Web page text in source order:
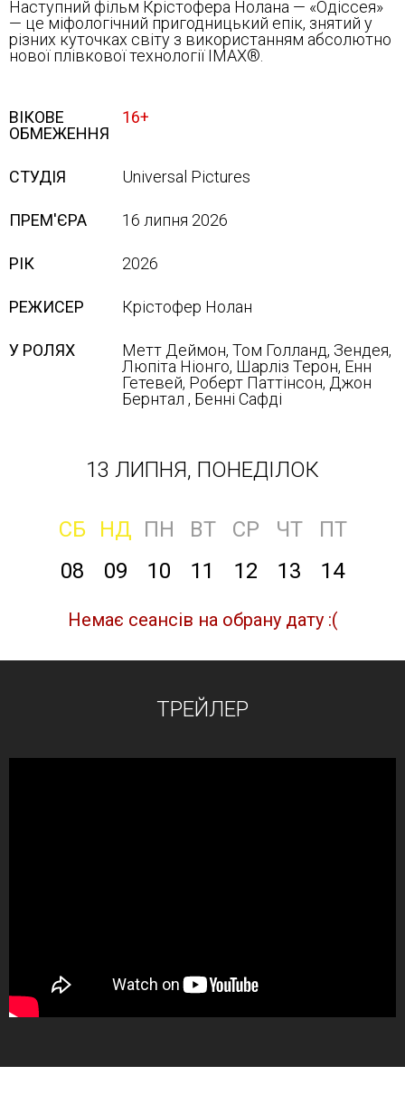
Наступний фільм Крістофера Нолана — «Одіссея»
— це міфологічний пригодницький епік, знятий у
різних куточках світу з використанням абсолютно
нової плівкової технології IMAX®.
ВІКОВЕ
ОБМЕЖЕННЯ
16+
СТУДІЯ Universal Pictures
ПРЕМ'ЄРА 16 липня 2026
РІК 2026
РЕЖИСЕР Крістофер Нолан
У РОЛЯХ
Метт Деймон, Том Голланд, Зендея,
Люпіта Ніонго, Шарліз Терон, Енн
Гетевей, Роберт Паттінсон, Джон
Бернтал , Бенні Сафді
13 ЛИПНЯ, ПОНЕДІЛОК
СБ НД ПН ВТ СР ЧТ
ПТ
08
09 10 11 12 13 14
Немає сеансів на обрану дату :(
ТРЕЙЛЕР